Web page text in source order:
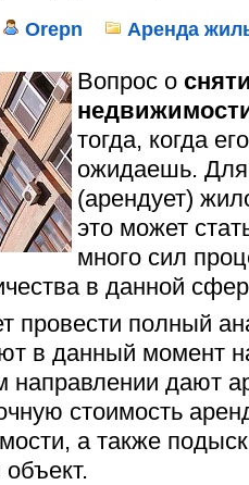
Orepn Аренда
Вопрос о
тогда, когда
ожидаешь. Для
(арендует)
это может
много сил
в данной
провести полный
в данный момент
направлении дают
стоимость
а также